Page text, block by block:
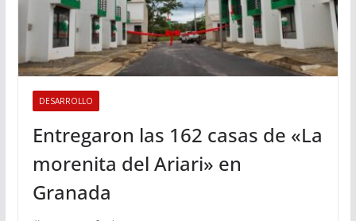
DESARROLLO
Entregaron las 162 casas de «La
morenita del Ariari» en
Granada